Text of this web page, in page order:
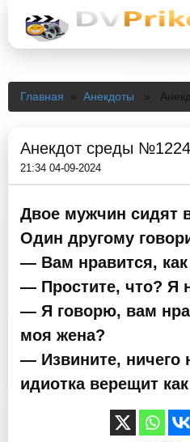
Главная » Анекдоты »
Анекдот среды
21:34 04-09-2024
Двое мужчин сидят
Один другому
— Вам нравится,
— Простите, что? Я
— Я говорю, вам
моя жена?
— Извините, ничего
идиотка верещит